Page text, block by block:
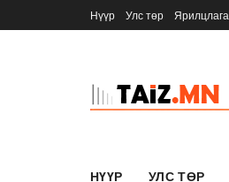
Нүүр Улс төр Ярилцлага
НҮҮР УЛС ТӨР